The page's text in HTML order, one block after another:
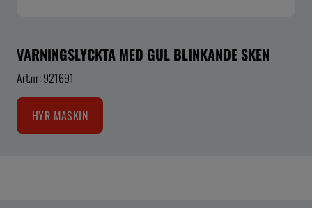
VARNINGSLYCKTA MED GUL BLINKANDE SKEN
Art.nr: 921691
HYR MASKIN